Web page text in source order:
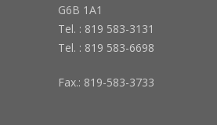
G6B 1A1
Tel. : 819 583-3131
Tel. : 819 583-6698
Fax.: 819-583-3733